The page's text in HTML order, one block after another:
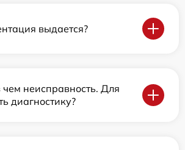
выдается?
неисправность. Для
диагностику?